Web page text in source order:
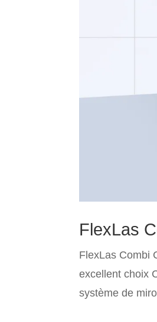
FlexLas
FlexLas Combi
excellent choix
système de